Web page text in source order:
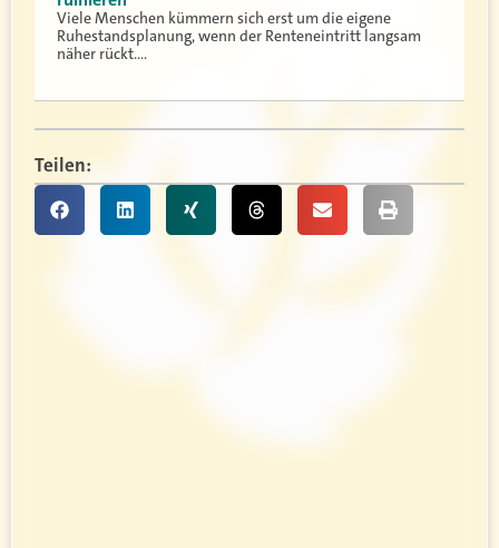
Viele Menschen kümmern sich erst um die eigene
Ruhestandsplanung, wenn der Renteneintritt langsam
näher rückt.…
Teilen: